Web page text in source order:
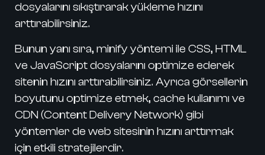
dosyalarını sıkıştırarak yükleme hızını
arttırabilirsiniz.
Bunun yanı sıra, minifyyöntemi ile CSS, HTML
ve JavaScript dosyalarını optimize ederek
sitenin hızını arttırabilirsiniz. Ayrıca görsellerin
boyutunu optimize etmek, cache kullanımı ve
CDN (Content Delivery Network) gibi
yöntemler de web sitesinin hızını arttırmak
için etkili stratejilerdir.